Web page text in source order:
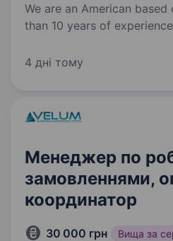
We are an American
than 10 years of
Coordinator to join our
4 дні тому
Менеджер по
замовленнями,
координатор
30 000 грн Вища за